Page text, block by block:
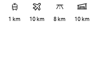
1 km 10 km 8 km 10 km